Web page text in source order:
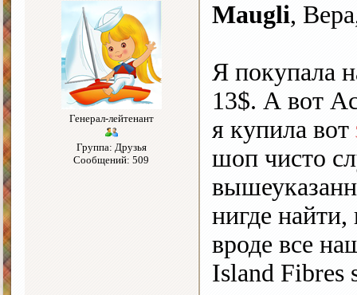
Генерал-лейтенант
Группа: Друзья
Сообщений: 509
Maugli,
Я покупала
13$. А вот
я купила вот
шоп чисто
нигде
вроде все
Island Fibres